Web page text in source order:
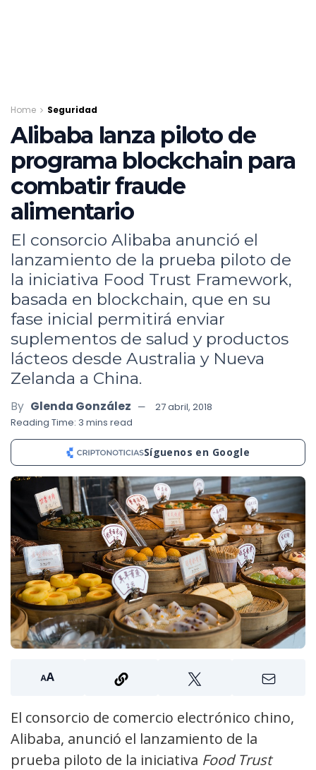
Home Seguridad
Alibaba lanza piloto de
programa blockchain para
combatir fraude
alimentario
El consorcio Alibaba anunció el
lanzamiento de la prueba piloto de
la iniciativa Food Trust Framework,
basada en blockchain, que en su
fase inicial permitirá enviar
suplementos de salud y productos
lácteos desde Australia y Nueva
Zelanda a China.
By Glenda González
27 abril, 2018
Reading Time: 3 mins read
Síguenos en Google
El consorcio de comercio electrónico chino,
Alibaba, anunció el lanzamiento de la
prueba piloto de la iniciativa Food Trust